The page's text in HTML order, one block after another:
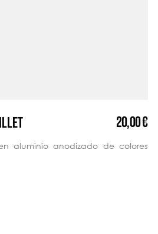
20,00 €
aluminio anodizado de colores